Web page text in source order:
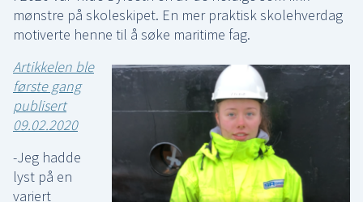
mønstre på skoleskipet. En mer praktisk skolehverdag
motiverte henne til å søke maritime fag.
Artikkelen ble
første gang
publisert
09.02.2020
-Jeg hadde
lyst på en
variert